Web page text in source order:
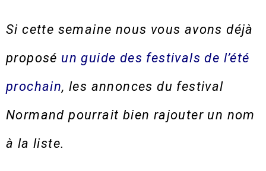
Si cette semaine nous vous avons déjà
proposé un guide des festivals de l’été
prochain, les annonces du festival
Normand pourrait bien rajouter un nom
à la liste.